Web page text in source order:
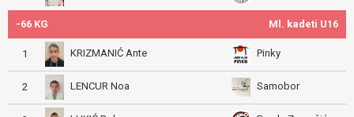
-66 KG Ml. kadeti U16
1 KRIZMANIĆ Ante Pinky
2 LENCUR Noa Samobor